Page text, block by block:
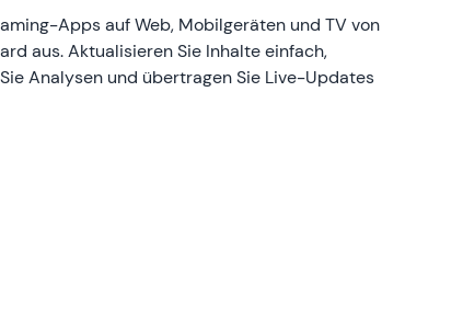
Apps auf Web, Mobilgeräten und TV von
aus. Aktualisieren Sie Inhalte einfach,
Analysen und übertragen Sie Live-Updates